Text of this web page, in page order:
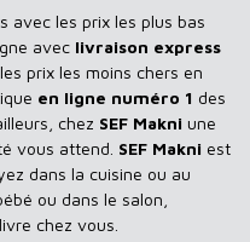
avec les prix les plus bas
avec livraison express
prix les moins chers en
en ligne numéro 1 des
chez SEF Makni une
vous attend. SEF Makni est
dans la cuisine ou au
ou dans le salon,
chez vous.